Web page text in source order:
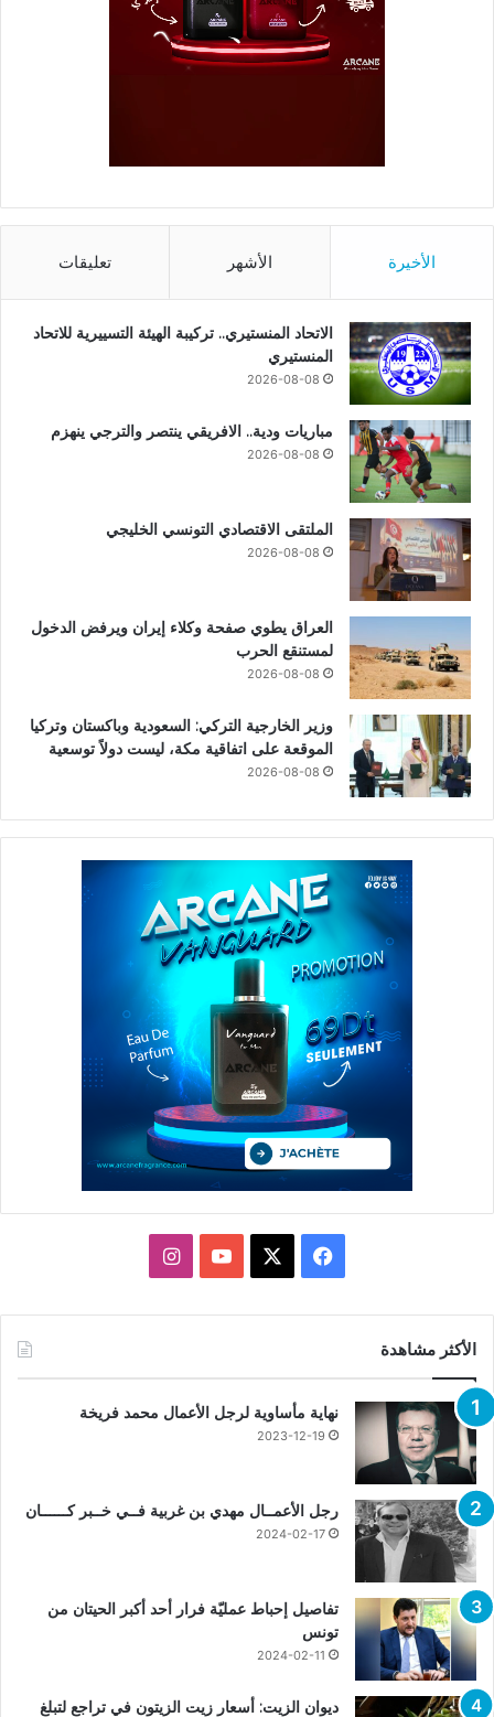
الأخيرة الأشهر تعليقات
الاتحاد المنستيري.. تركيبة الهيئة التسييرية للاتحاد
المنستيري
2026-08-08
مباريات ودية.. الافريقي ينتصر والترجي ينهزم
2026-08-08
الملتقى الاقتصادي التونسي الخليجي
2026-08-08
العراق يطوي صفحة وكلاء إيران ويرفض الدخول
لمستنقع الحرب
2026-08-08
وزير الخارجية التركي: السعودية وباكستان وتركيا
الموقعة على اتفاقية مكة، ليست دولاً توسعية
2026-08-08
فيسبوك يوتيوبانستقرام
الأكثر مشاهدة
نهاية مأساوية لرجل الأعمال محمد فريخة
2023-12-19
رجل الأعمــال مهدي بن غربية فــي خــبر كــــــان
2024-02-17
تفاصيل إحباط عمليّة فرار أحد أكبر الحيتان من
تونس
2024-02-11
ديوان الزيت: أسعار زيت الزيتون في تراجع لتبلغ